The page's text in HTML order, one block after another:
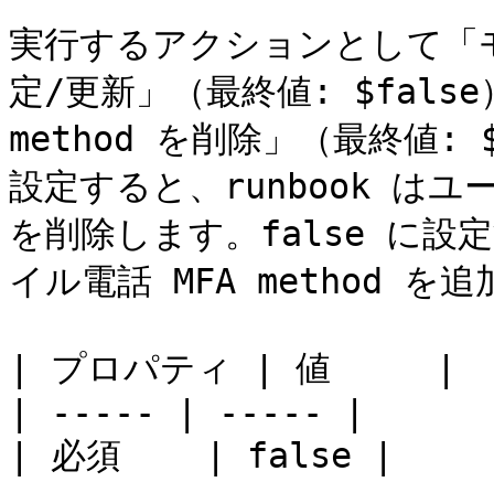
実行するアクションとして
定/更新」（最終値: $false
method を削除」（最終値
設定すると、runbook はユ
を削除します。false に設定
イル電話 MFA method を追
| プロパティ | 値     |
| ----- | ----- |
| 必須    | false |